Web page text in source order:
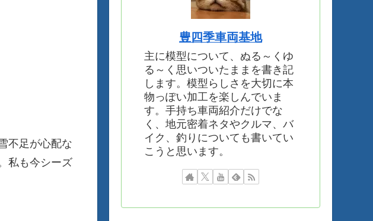
不足が心配な
私も今シーズ
豊四季車両基地
主に模型について、ぬる～くゆ
る～く思いついたままを書き記
します。模型らしさを大切に本
物っぽい加工を楽しんでいま
す。手持ち車両紹介だけでな
く、地元密着ネタやクルマ、バ
イク、釣りについても書いてい
こうと思います。